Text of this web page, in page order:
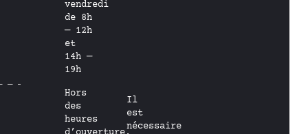
vendredi
de 8h
— 12h
et
14h —
19h
Hors
des
heures
Il
est
nécessaire